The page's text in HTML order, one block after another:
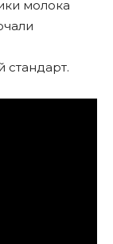
молока
стандарт.